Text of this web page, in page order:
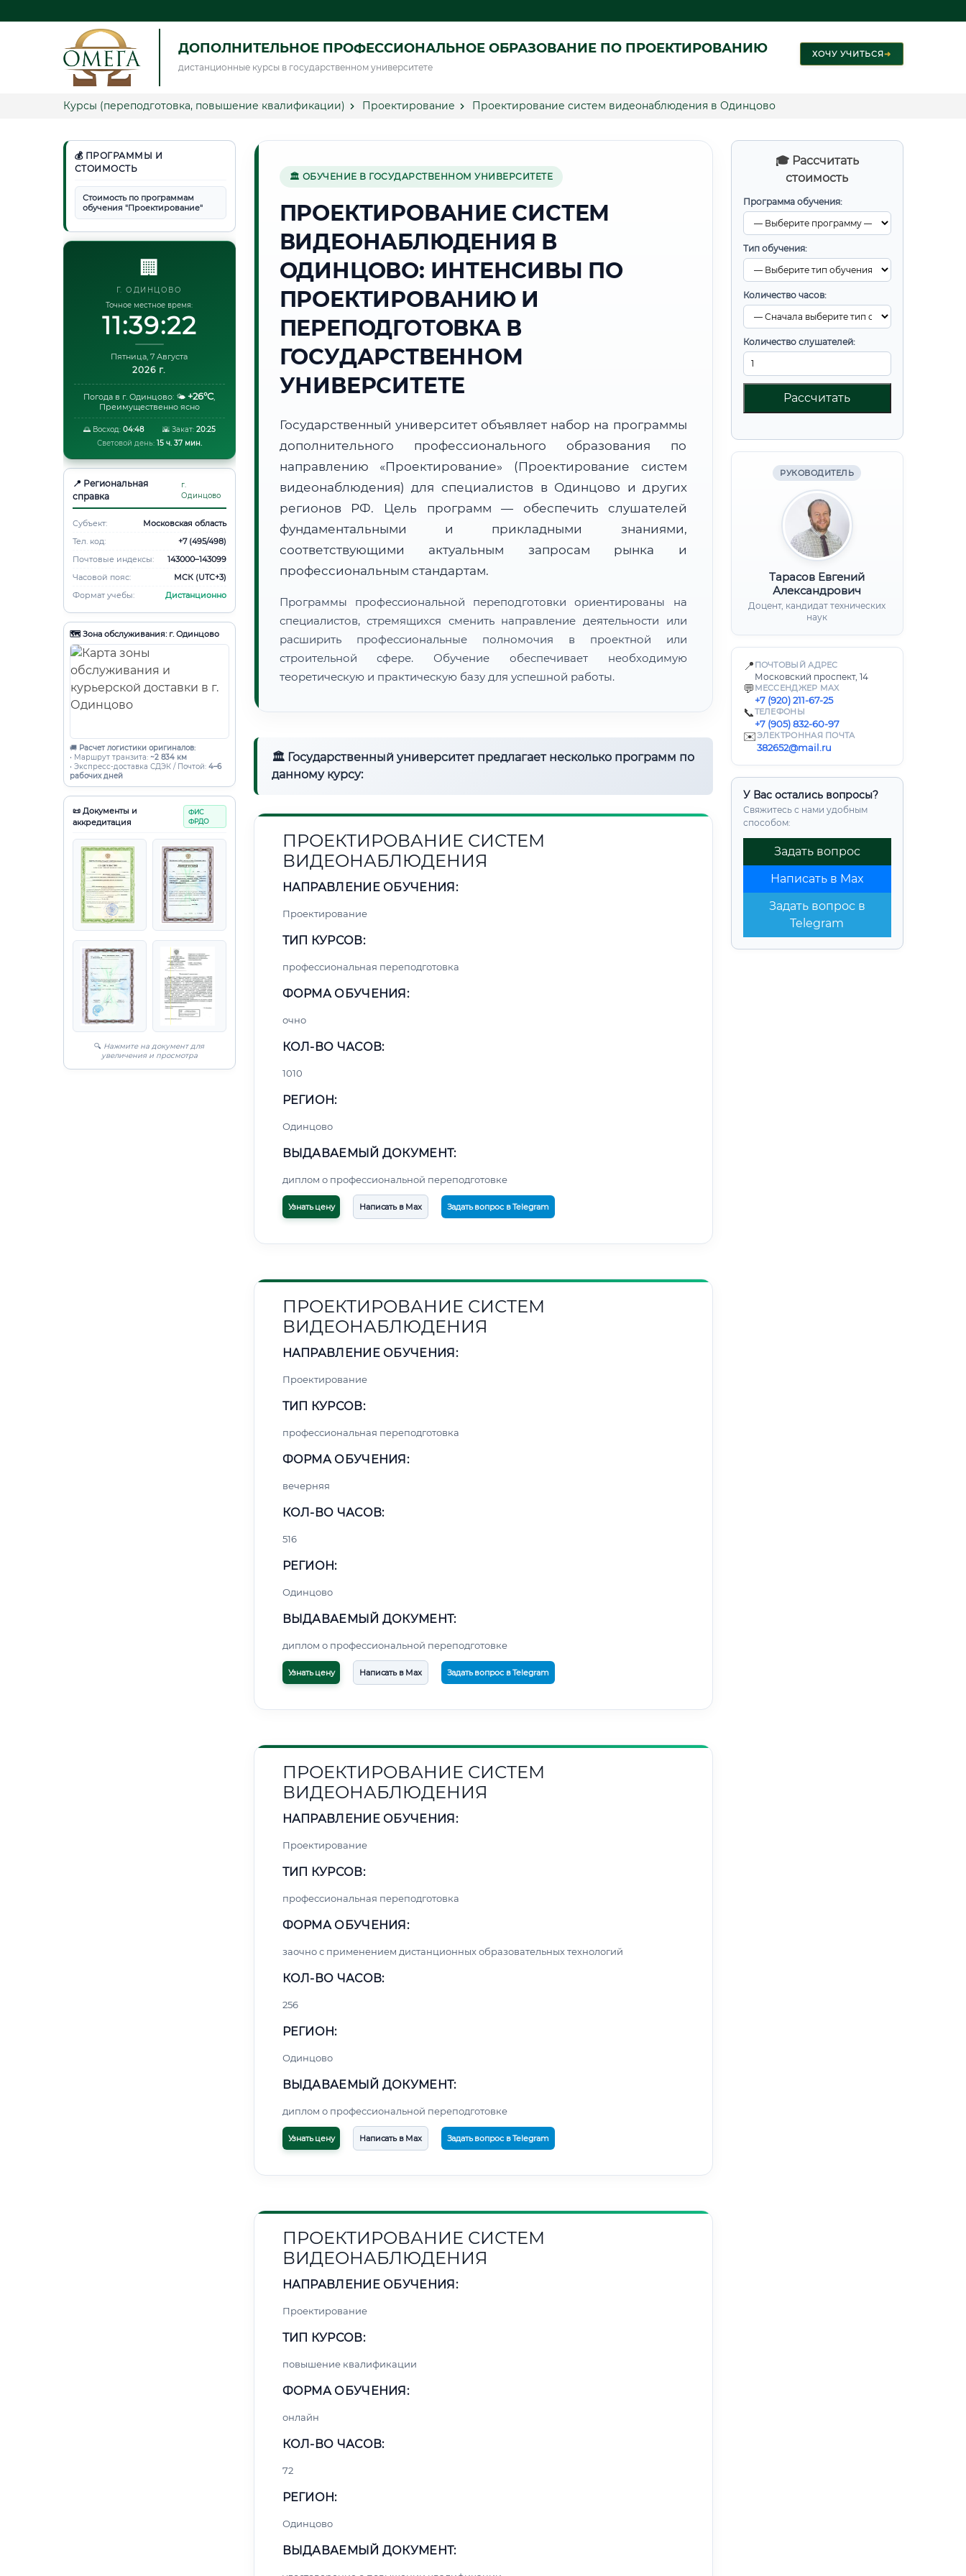
ДОПОЛНИТЕЛЬНОЕ ПРОФЕССИОНАЛЬНОЕ ОБРАЗОВАНИЕ ПО ПРОЕКТИРОВАНИЮ
дистанционные курсы в государственном университете
ХОЧУ УЧИТЬСЯ➜
Курсы (переподготовка, повышение квалификации) Проектирование Проектирование систем видеонаблюдения в Одинцово
💰 ПРОГРАММЫ И
СТОИМОСТЬ
Стоимость по программам
обучения "Проектирование"
🏢
Г. ОДИНЦОВО
Точное местное время:
11:39:23
Пятница, 7 Августа
2026 г.
Погода в г. Одинцово: 🌤️ +26°C,
Преимущественно ясно
🌅 Восход: 04:48 🌇 Закат: 20:25
Световой день: 15 ч. 37 мин.
📍 Региональная
справка
г.
Одинцово
Субъект:
Московская область
Тел. код:
+7 (495/498)
Почтовые индексы:
143000–143099
Часовой пояс:
МСК (UTC+3)
Формат учебы:
Дистанционно
🗺️ Зона обслуживания: г. Одинцово
🚚 Расчет логистики оригиналов:
• Маршрут транзита: ~2 834 км
• Экспресс-доставка СДЭК / Почтой: 4–6
рабочих дней
📜 Документы и
аккредитация
ФИС
ФРДО
🔍 Нажмите на документ для
увеличения и просмотра
🎓 Рассчитать
стоимость
Программа обучения:
Тип обучения:
Количество часов:
Количество слушателей:
Рассчитать
РУКОВОДИТЕЛЬ
Тарасов Евгений
Александрович
Доцент, кандидат технических
наук
📍 ПОЧТОВЫЙ АДРЕС
Московский проспект, 14
💬 МЕССЕНДЖЕР MAX
+7 (920) 211-67-25
📞ТЕЛЕФОНЫ
+7 (905) 832-60-97
✉️ЭЛЕКТРОННАЯ ПОЧТА
382652@mail.ru
У Вас остались вопросы?
Свяжитесь с нами удобным
способом:
Задать вопрос
Написать в Max
Задать вопрос в
Telegram
🏛 ОБУЧЕНИЕ В ГОСУДАРСТВЕННОМ УНИВЕРСИТЕТЕ
ПРОЕКТИРОВАНИЕ СИСТЕМ
ВИДЕОНАБЛЮДЕНИЯ В
ОДИНЦОВО: ИНТЕНСИВЫ ПО
ПРОЕКТИРОВАНИЮ И
ПЕРЕПОДГОТОВКА В
ГОСУДАРСТВЕННОМ
УНИВЕРСИТЕТЕ
Государственный университет объявляет набор на программы
дополнительного профессионального образования по
направлению «Проектирование» (Проектирование систем
видеонаблюдения) для специалистов в Одинцово и других
регионов РФ. Цель программ — обеспечить слушателей
фундаментальными и прикладными знаниями,
соответствующими актуальным запросам рынка и
профессиональным стандартам.
Программы профессиональной переподготовки ориентированы на
специалистов, стремящихся сменить направление деятельности или
расширить профессиональные полномочия в проектной или
строительной сфере. Обучение обеспечивает необходимую
теоретическую и практическую базу для успешной работы.
🏛 Государственный университет предлагает несколько программ по
данному курсу:
ПРОЕКТИРОВАНИЕ СИСТЕМ
ВИДЕОНАБЛЮДЕНИЯ
НАПРАВЛЕНИЕ ОБУЧЕНИЯ:
Проектирование
ТИП КУРСОВ:
профессиональная переподготовка
ФОРМА ОБУЧЕНИЯ:
очно
КОЛ-ВО ЧАСОВ:
1010
РЕГИОН:
Одинцово
ВЫДАВАЕМЫЙ ДОКУМЕНТ:
диплом о профессиональной переподготовке
Узнать цену Написать в Max Задать вопрос в Telegram
ПРОЕКТИРОВАНИЕ СИСТЕМ
ВИДЕОНАБЛЮДЕНИЯ
НАПРАВЛЕНИЕ ОБУЧЕНИЯ:
Проектирование
ТИП КУРСОВ:
профессиональная переподготовка
ФОРМА ОБУЧЕНИЯ:
вечерняя
КОЛ-ВО ЧАСОВ:
516
РЕГИОН:
Одинцово
ВЫДАВАЕМЫЙ ДОКУМЕНТ:
диплом о профессиональной переподготовке
Узнать цену Написать в Max Задать вопрос в Telegram
ПРОЕКТИРОВАНИЕ СИСТЕМ
ВИДЕОНАБЛЮДЕНИЯ
НАПРАВЛЕНИЕ ОБУЧЕНИЯ:
Проектирование
ТИП КУРСОВ:
профессиональная переподготовка
ФОРМА ОБУЧЕНИЯ:
заочно с применением дистанционных образовательных технологий
КОЛ-ВО ЧАСОВ:
256
РЕГИОН:
Одинцово
ВЫДАВАЕМЫЙ ДОКУМЕНТ:
диплом о профессиональной переподготовке
Узнать цену Написать в Max Задать вопрос в Telegram
ПРОЕКТИРОВАНИЕ СИСТЕМ
ВИДЕОНАБЛЮДЕНИЯ
НАПРАВЛЕНИЕ ОБУЧЕНИЯ:
Проектирование
ТИП КУРСОВ:
повышение квалификации
ФОРМА ОБУЧЕНИЯ:
онлайн
КОЛ-ВО ЧАСОВ:
72
РЕГИОН:
Одинцово
ВЫДАВАЕМЫЙ ДОКУМЕНТ: